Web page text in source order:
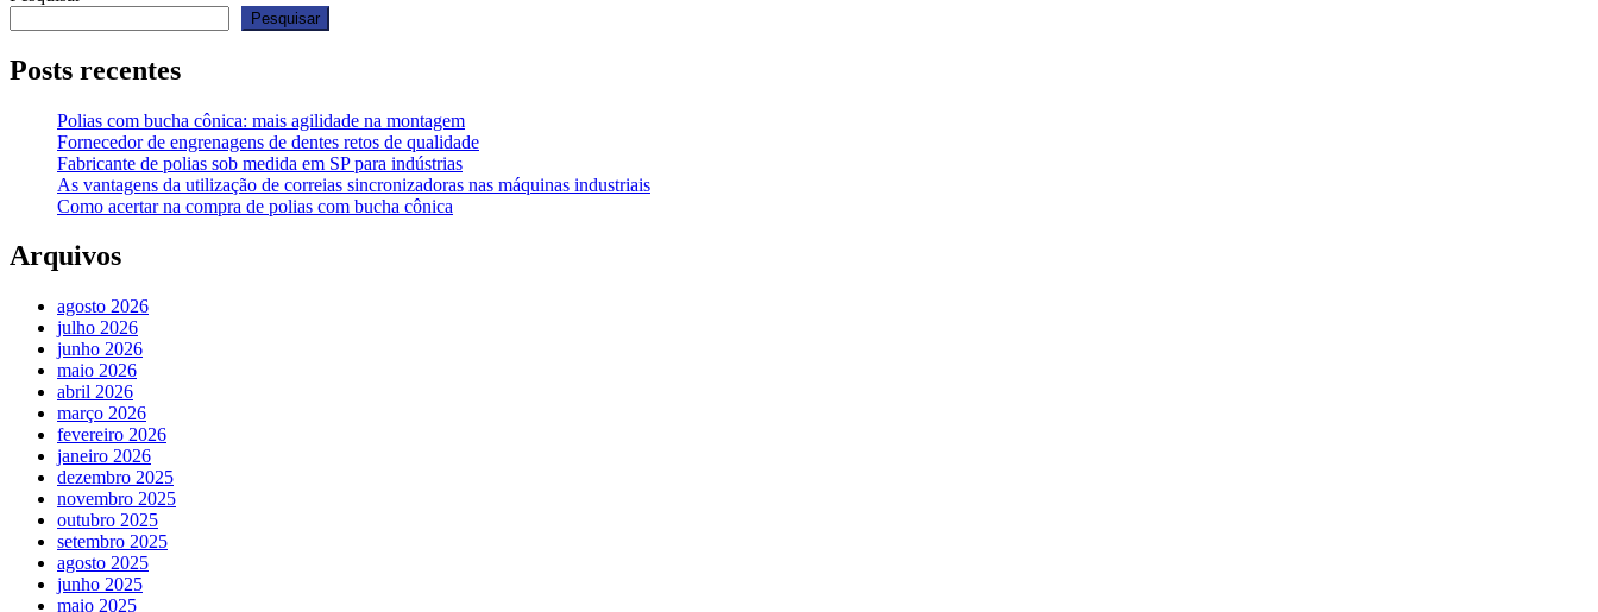
Pesquisar
Posts recentes
Polias com bucha cônica: mais agilidade na montagem
Fornecedor de engrenagens de dentes retos de qualidade
Fabricante de polias sob medida em SP para indústrias
As vantagens da utilização de correias sincronizadoras nas máquinas industriais
Como acertar na compra de polias com bucha cônica
Arquivos
agosto 2026
julho 2026
junho 2026
maio 2026
abril 2026
março 2026
fevereiro 2026
janeiro 2026
dezembro 2025
novembro 2025
outubro 2025
setembro 2025
agosto 2025
junho 2025
maio 2025